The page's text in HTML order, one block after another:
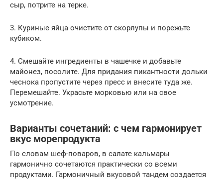
сыр, потрите на терке.
3. Куриные яйца очистите от скорлупы и порежьте
кубиком.
4. Смешайте ингредиенты в чашечке и добавьте
майонез, посолите. Для придания пикантности дольки
чеснока пропустите через пресс и внесите туда же.
Перемешайте. Украсьте морковью или на свое
усмотрение.
Варианты сочетаний: с чем гармонирует
вкус морепродукта
По словам шеф-поваров, в салате кальмары
гармонично сочетаются практически со всеми
продуктами. Гармоничный вкусовой тандем создается